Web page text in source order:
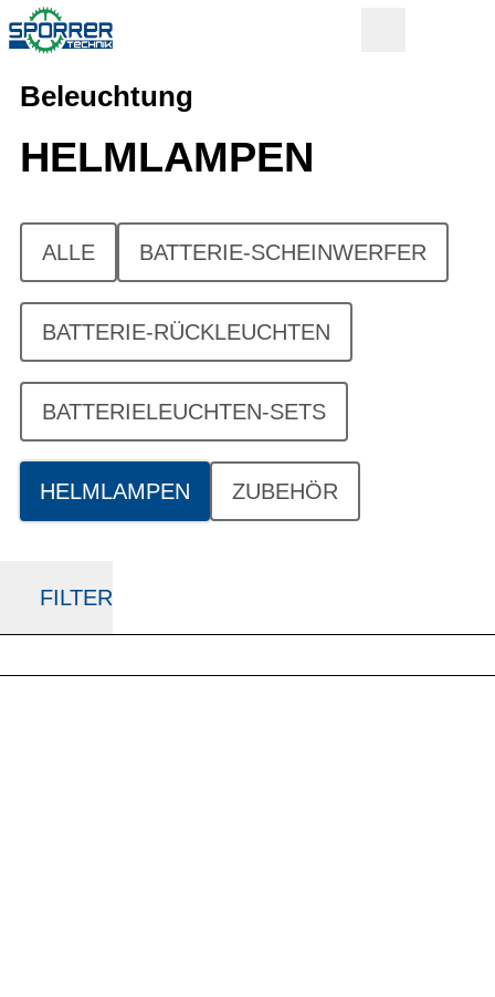
Beleuchtung
HELMLAMPEN
ALLE BATTERIE-SCHEINWERFER
BATTERIE-RÜCKLEUCHTEN
BATTERIELEUCHTEN-SETS
HELMLAMPEN ZUBEHÖR
FILTER